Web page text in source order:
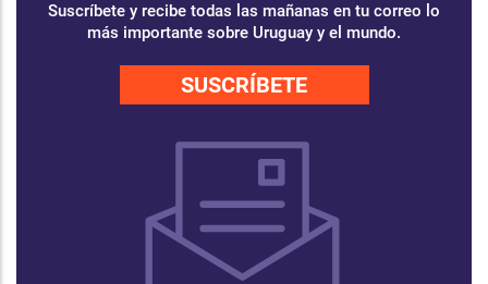
Suscríbete y recibe todas las mañanas en tu correo lo
más importante sobre Uruguay y el mundo.
SUSCRÍBETE